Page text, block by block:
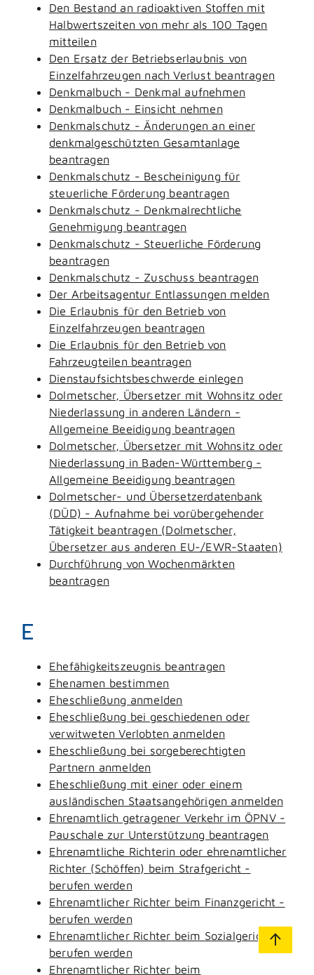
Den Bestand an radioaktiven Stoffen mit
Halbwertszeiten von mehr als 100 Tagen
mitteilen
Den Ersatz der Betriebserlaubnis von
Einzelfahrzeugen nach Verlust beantragen
Denkmalbuch - Denkmal aufnehmen
Denkmalbuch - Einsicht nehmen
Denkmalschutz - Änderungen an einer
denkmalgeschützten Gesamtanlage
beantragen
Denkmalschutz - Bescheinigung für
steuerliche Förderung beantragen
Denkmalschutz - Denkmalrechtliche
Genehmigung beantragen
Denkmalschutz - Steuerliche Förderung
beantragen
Denkmalschutz - Zuschuss beantragen
Der Arbeitsagentur Entlassungen melden
Die Erlaubnis für den Betrieb von
Einzelfahrzeugen beantragen
Die Erlaubnis für den Betrieb von
Fahrzeugteilen beantragen
Dienstaufsichtsbeschwerde einlegen
Dolmetscher, Übersetzer mit Wohnsitz oder
Niederlassung in anderen Ländern -
Allgemeine Beeidigung beantragen
Dolmetscher, Übersetzer mit Wohnsitz oder
Niederlassung in Baden-Württemberg -
Allgemeine Beeidigung beantragen
Dolmetscher- und Übersetzerdatenbank
(DÜD) - Aufnahme bei vorübergehender
Tätigkeit beantragen (Dolmetscher,
Übersetzer aus anderen EU-/EWR-Staaten)
Durchführung von Wochenmärkten
beantragen
E
Ehefähigkeitszeugnis beantragen
Ehenamen bestimmen
Eheschließung anmelden
Eheschließung bei geschiedenen oder
verwitweten Verlobten anmelden
Eheschließung bei sorgeberechtigten
Partnern anmelden
Eheschließung mit einer oder einem
ausländischen Staatsangehörigen anmelden
Ehrenamtlich getragener Verkehr im ÖPNV -
Pauschale zur Unterstützung beantragen
Ehrenamtliche Richterin oder ehrenamtlicher
Richter (Schöffen) beim Strafgericht -
berufen werden
Ehrenamtlicher Richter beim Finanzgericht -
berufen werden
Ehrenamtlicher Richter beim Sozialgericht -
berufen werden
Ehrenamtlicher Richter beim